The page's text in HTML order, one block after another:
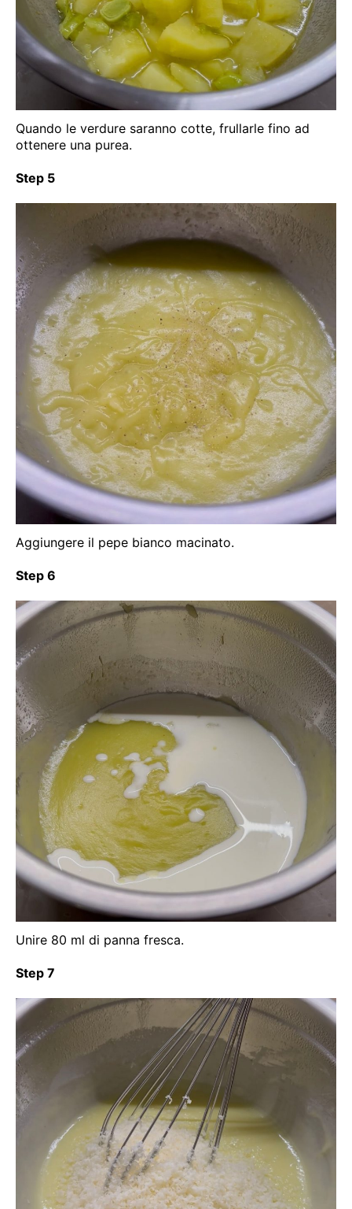
Quando le verdure saranno cotte, frullarle fino ad
ottenere una purea.
Step 5
Aggiungere il pepe bianco macinato.
Step 6
Unire 80 ml di panna fresca.
Step 7